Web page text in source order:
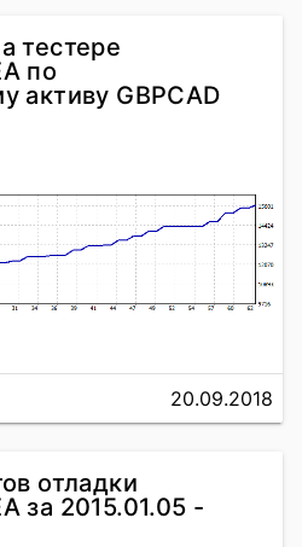
тестере
по
активу GBPCAD
20.09.2018
отладки
за 2015.01.05 -